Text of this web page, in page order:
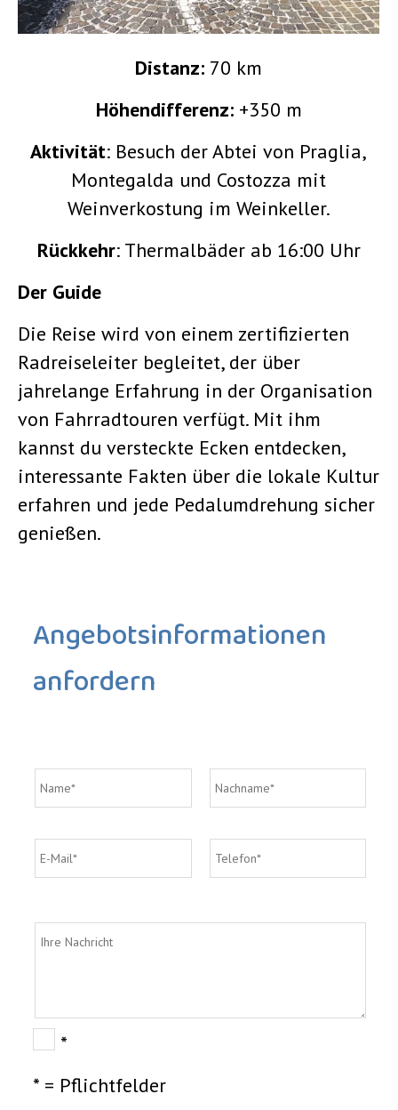
Distanz: 70 km
Höhendifferenz:+350 m
Aktivität: Besuch der Abtei von Praglia,
Montegalda und Costozza mit
Weinverkostung im Weinkeller.
Rückkehr: Thermalbäder ab 16:00 Uhr
Der Guide
Die Reise wird von einem zertifizierten
Radreiseleiter begleitet, der über
jahrelange Erfahrung in der Organisation
von Fahrradtouren verfügt. Mit ihm
kannst du versteckte Ecken entdecken,
interessante Fakten über die lokale Kultur
erfahren und jede Pedalumdrehung sicher
genießen.
Angebotsinformationen
anfordern
*
* = Pflichtfelder